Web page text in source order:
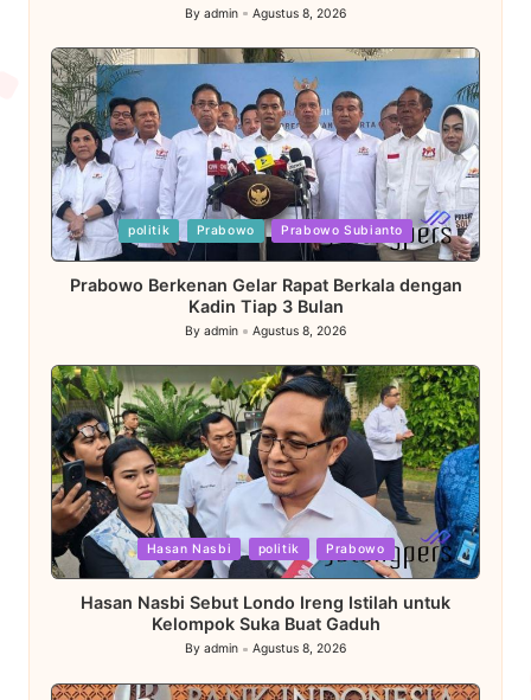
Posted
By admin Agustus 8, 2026
Posted
in
politik Prabowo Prabowo Subianto
Prabowo Berkenan Gelar Rapat Berkala dengan
Kadin Tiap 3 Bulan
Posted
by
By admin Agustus 8, 2026
Posted
in
Hasan Nasbi politik Prabowo
Hasan Nasbi Sebut Londo Ireng Istilah untuk
Kelompok Suka Buat Gaduh
Posted
By admin Agustus 8, 2026